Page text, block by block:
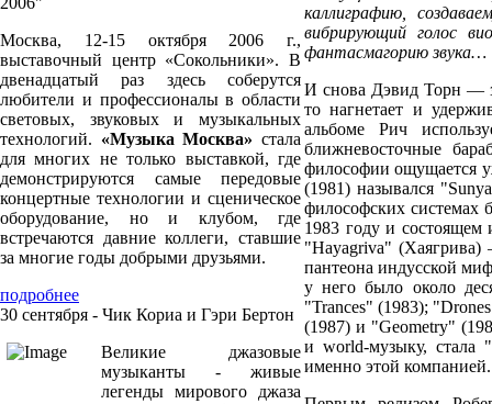
Москва, 12-15 октября 2006 г.,
выставочный центр «Сокольники». В
двенадцатый раз здесь соберутся
любители и профессионалы в области
световых, звуковых и музыкальных
технологий. «Музыка Москва» стала
для многих не только выставкой, где
демонстрируются самые передовые
концертные технологии и сценическое
оборудование, но и клубом, где
встречаются давние коллеги, ставшие
за многие годы добрыми друзьями.
подробнее
30 сентября - Чик Кориа и Гэри Бертон
Великие джазовые
музыканты - живые
легенды мирового джаза
каллиграфию,
вибрирующий голос
фантасмагорию звука…
И снова Дэвид Торн —
то нагнетает и
альбоме Рич
ближневосточные
философии ощущается
(1981) назывался
философских системах
1983 году и состоящем
"Hayagriva" (Хаягрива)
пантеона индусской
у него было около
"Trances" (1983);
(1987) и "Geometry"
и world-музыку, стала
именно этой компанией.